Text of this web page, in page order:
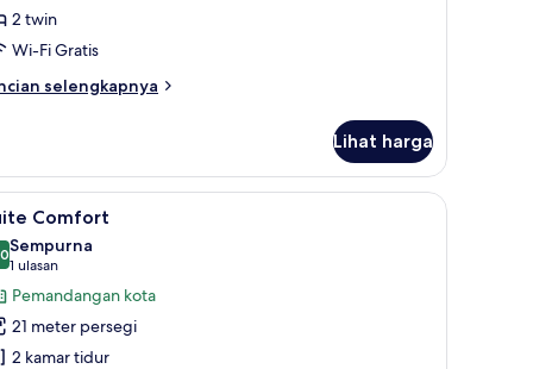
2 twin
Wi-Fi Gratis
selengkapnya
Lihat harga
meja kerja, dan ruang kerja ramah laptopSuite Comfort | Seprai premium, meja kerja,
5 Comfort
dari 10
Sempurna
1 ulasan
(1
ulasan)
Pemandangan kota
21 meter persegi
2 kamar tidur